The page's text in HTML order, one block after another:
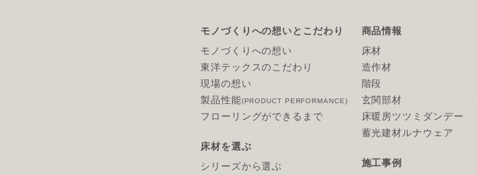
モノづくりへの想いとこだわり
モノづくりへの想い
東洋テックスのこだわり
現場の想い
製品性能(PRODUCT PERFORMANCE)
フローリングができるまで
床材を選ぶ
シリーズから選ぶ
商品情報
床材
造作材
階段
玄関部材
床暖房ツツミダンデー
蓄光建材ルナウェア
施工事例